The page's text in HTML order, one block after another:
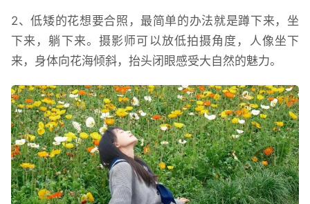
2、低矮的花想要合照，最简单的办法就是蹲下来，坐
下来，躺下来。摄影师可以放低拍摄角度，人像坐下
来，身体向花海倾斜，抬头闭眼感受大自然的魅力。